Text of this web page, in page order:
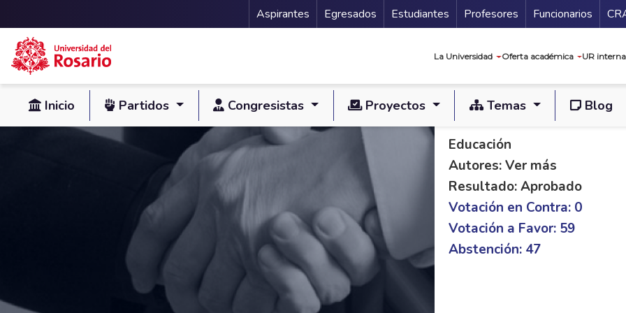
Pasar al contenido principal
Menu Secundario
Aspirantes Egresados Estudiantes Profesores Funcionarios
La Universidad Oferta académica UR
Inicio Partidos Congresistas Proyectos Temas Blog
PL S 265/19 C 76/
Educación
Autores: Ver más
Resultado: Aprobado
Votación en Contra: 0
Votación a Favor: 59
Abstención: 47